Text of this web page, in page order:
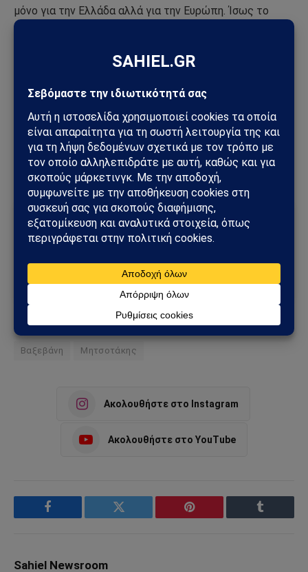
μόνο για την Ελλάδα αλλά για την Ευρώπη. Ίσως το
2019 να έπρεπε να είχε προχωρήσει στη δημιουργία
σε ιδέες και προβληματισμούς, όχι σε αρρώστιες.
Με πληροφορίες από documentonews.gr
Ακολουθήστε τοSahiel.gr στο Google Newsκαι
μάθετε πρώτοι όλες τις ειδήσεις.
Ακολούθησε το Sahiel στο Google News
Πρόσθεσε το Sahiel ως προτιμώμενη πηγή για να λαμβάνεις
Add as a preferred source
Βαξεβάνη Μητσοτάκης
Ακολουθήστε στο Instagram
Ακολουθήστε στο YouTube
Facebook Twitter Pinterest Tumblr
Sahiel Newsroom